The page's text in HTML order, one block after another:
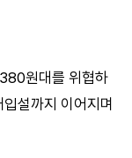
원대를 위협하
설까지 이어지며